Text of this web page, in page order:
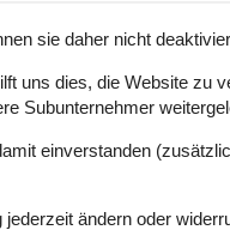
sie daher nicht
uns dies, die Website zu
Subunternehmer
einverstanden
ändern oder